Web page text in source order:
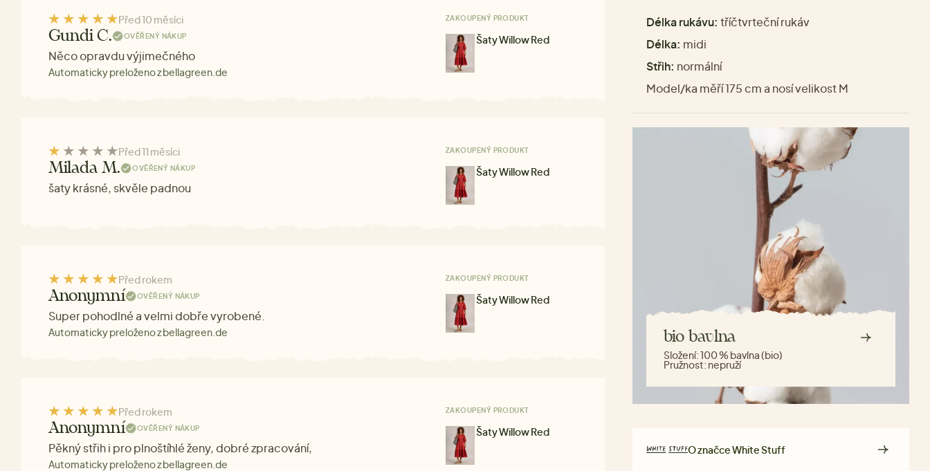
Před 10 měsíci
Gundi C. OVĚŘENÝ NÁKUP
Něco opravdu výjimečného
Automaticky preloženo z bellagreen.de
ZAKOUPENÝ PRODUKT
Šaty Willow Red
Před 11 měsíci
Milada M. OVĚŘENÝ NÁKUP
šaty krásné, skvěle padnou
ZAKOUPENÝ PRODUKT
Šaty Willow Red
Před rokem
Anonymní OVĚŘENÝ NÁKUP
Super pohodlné a velmi dobře vyrobené.
Automaticky preloženo z bellagreen.de
ZAKOUPENÝ PRODUKT
Šaty Willow Red
Před rokem
Anonymní OVĚŘENÝ NÁKUP
Pěkný střih i pro plnoštíhlé ženy, dobré zpracování,
Automaticky preloženo z bellagreen.de
ZAKOUPENÝ PRODUKT
Šaty Willow Red
Délka rukávu: tříčtvrteční rukáv
Délka: midi
Střih: normální
Model/ka měří 175 cm a nosí velikost M
bio bavlna
Složení:100 % bavlna (bio)
Pružnost: nepruží
O značceWhite Stuff